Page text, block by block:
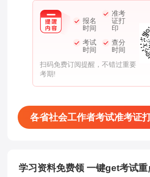
报名
时间
准考
证打
印
考试
时间
查分
时间
扫码免费订阅提醒，不错过重要
考期!
各省社会工作者考试准考证
学习资料免费领 一键get考试重